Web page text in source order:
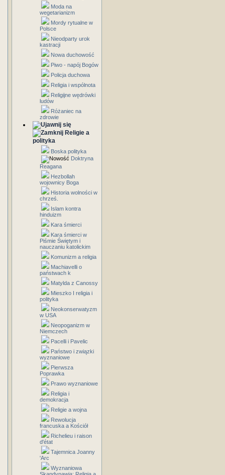
Moda na
wegetarianizm
Mordy rytualne w
Polsce
Nieodparty urok
kastracji
Nowa duchowość
Piwo - napój Bogów
Policja duchowa
Religia i wspólnota
Religijne wędrówki
ludów
Różaniec na
zdrowie
Religie a
polityka
Boska polityka
Doktryna
Reagana
Hezbollah
wojownicy Boga
Historia wolności w
chrześ.
Islam kontra
hinduizm
Kara śmierci
Kara śmierci w
Piśmie Świętym i
nauczaniu katolickim
Komunizm a religia
Machiavelli o
państwach k
Matylda z Canossy
Mieszko I religia i
polityka
Neokonserwatyzm
w USA
Neopoganizm w
Niemczech
Pacelli i Pavelic
Państwo i związki
wyznaniowe
Pierwsza
Poprawka
Prawo wyznaniowe
Religia i
demokracja
Religie a wojna
Rewolucja
francuska a Kościół
Richelieu i raison
d'état
Tajemnica Joanny
'Arc
Wyznaniowa